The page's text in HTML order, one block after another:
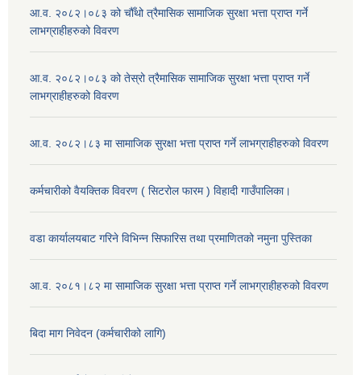
आ.व. २०८२।०८३ को चौँथो त्रैमासिक सामाजिक सुरक्षा भत्ता प्राप्त गर्ने
लाभग्राहीहरुको विवरण
आ.व. २०८२।०८३ को तेस्रो त्रैमासिक सामाजिक सुरक्षा भत्ता प्राप्त गर्ने
लाभग्राहीहरुको विवरण
आ.व. २०८२।८३ मा सामाजिक सुरक्षा भत्ता प्राप्त गर्ने लाभग्राहीहरुको विवरण
कर्मचारीको वैयक्तिक विवरण ( सिटरोल फारम ) विहादी गाउँपालिका।
वडा कार्यालयबाट गरिने विभिन्न सिफारिस तथा प्रमाणितको नमुना पुस्तिका
आ.व. २०८१।८२ मा सामाजिक सुरक्षा भत्ता प्राप्त गर्ने लाभग्राहीहरुको विवरण
बिदा माग निवेदन (कर्मचारीको लागि)